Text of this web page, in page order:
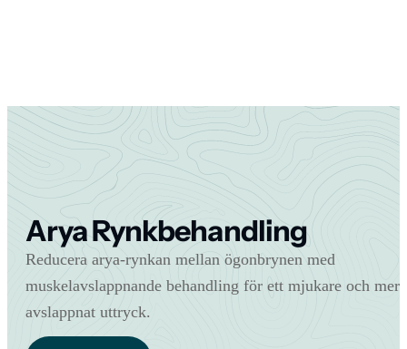
Arya Rynkbehandling
Reducera arya-rynkan mellan ögonbrynen med
muskelavslappnande behandling för ett mjukare och mer
avslappnat uttryck.